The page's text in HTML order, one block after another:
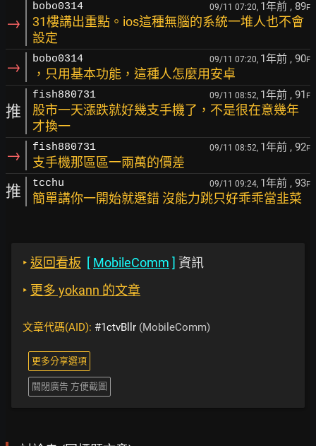
→
bobo0314 09/11 07:20, 1年前 , 89F
31樓講出重點。ios這種無腦的系統一堆人也不會
設定
→ bobo0314 09/11 07:20, 1年前 , 90F
，只用基本功能，這種人怎麼用安卓
推
fish880731 09/11 08:52, 1年前 , 91 F
股市一天漲跌就好幾支手機了，不是很在意幾年
才換一
→ fish880731 09/11 08:52, 1年前 , 92F
支手機那區區一兩萬的價差
推 tcchu 09/11 09:24, 1年前 , 93F
簡單講你一開始就選錯 沒能力跳只好乖乖當韭菜
‣ 返回看板 [ MobileComm ] 資訊
‣ 更多 yokann 的文章
文章代碼(AID): #1ctvBllr (MobileComm)
更多分享選項
關閉廣告 方便截圖